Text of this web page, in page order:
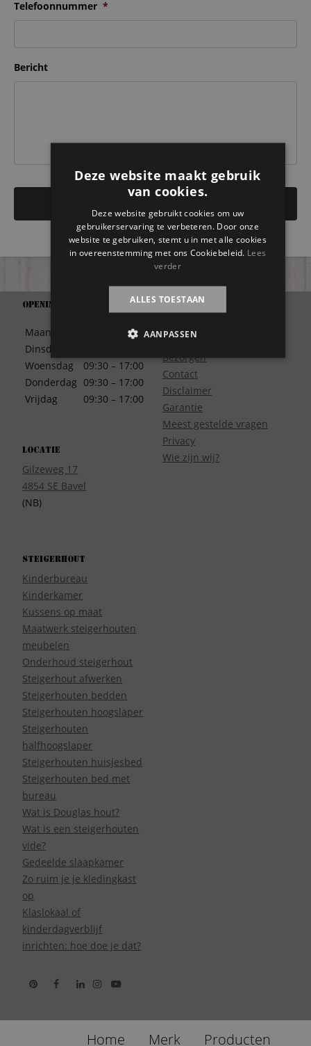
Telefoonnummer *
Bericht
Openingstijden
Maandag
Dinsdag
Woensdag
Donderdag
Vrijdag
09:30 – 17:00
09:30 – 17:00
09:30 – 17:00
09:30 – 17:00
Locatie
Gilzeweg 17
4854 SE Bavel
(NB)
Betaalwijze
Bezorgen
Contact
Disclaimer
Garantie
Meest gestelde vragen
Privacy
Wie zijn wij?
Steigerhout
Kinderbureau
Kinderkamer
Kussens op maat
Maatwerk steigerhouten
meubelen
Onderhoud steigerhout
Steigerhout afwerken
Steigerhouten bedden
Steigerhouten hoogslaper
Steigerhouten
halfhoogslaper
Steigerhouten huisjesbed
Steigerhouten bed met
bureau
Wat is Douglas hout?
Wat is een steigerhouten
vide?
Gedeelde slaapkamer
Zo ruim je je kledingkast
op
Klaslokaal of
kinderdagverblijf
inrichten: hoe doe je dat?
Home Merk Producten
Deze website maakt gebruik
van cookies.
Deze website gebruikt cookies om uw
gebruikerservaring te verbeteren. Door onze
website te gebruiken, stemt u in met alle cookies
in overeenstemming met ons Cookiebeleid. Lees
verder
ALLES TOESTAAN
AANPASSEN